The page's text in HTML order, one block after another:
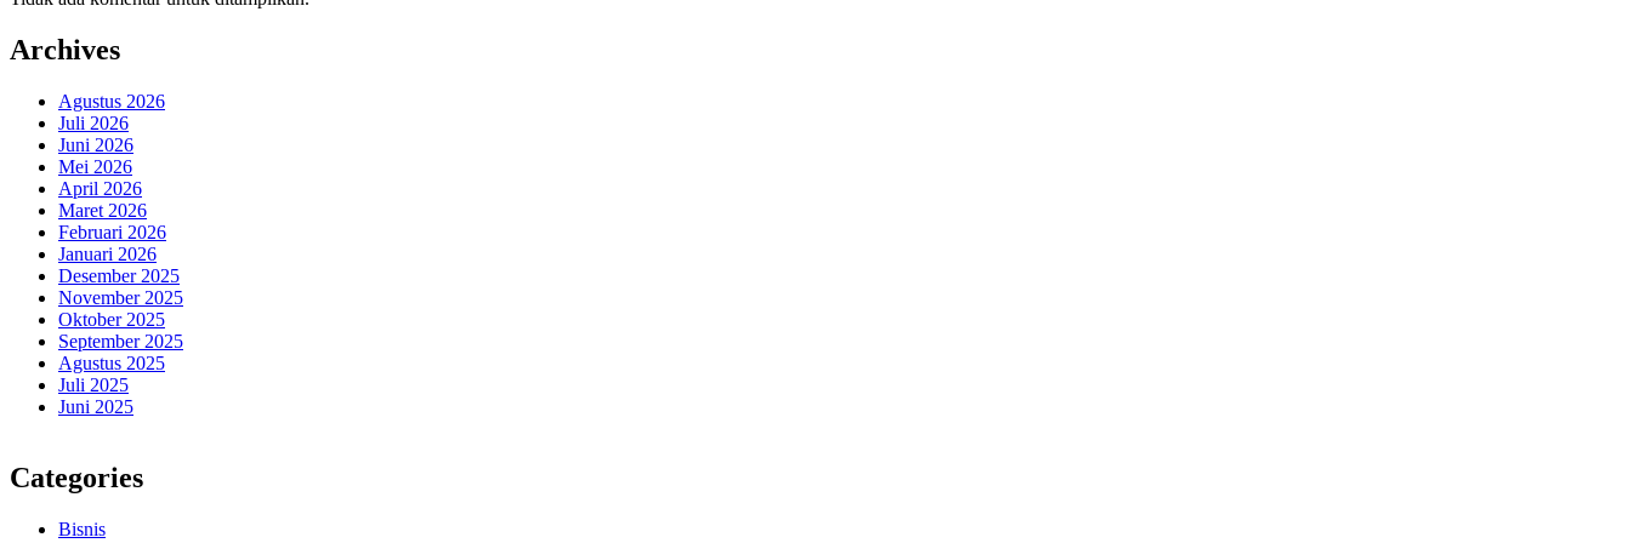
Archives
Agustus 2026
Juli 2026
Juni 2026
Mei 2026
April 2026
Maret 2026
Februari 2026
Januari 2026
Desember 2025
November 2025
Oktober 2025
September 2025
Agustus 2025
Juli 2025
Juni 2025
Categories
Bisnis